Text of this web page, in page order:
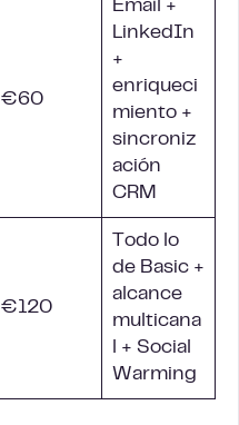
€60
Email +
LinkedIn
+
enriqueci
miento +
sincroniz
ación
CRM
€120
Todo lo
de Basic +
alcance
multicana
l + Social
Warming